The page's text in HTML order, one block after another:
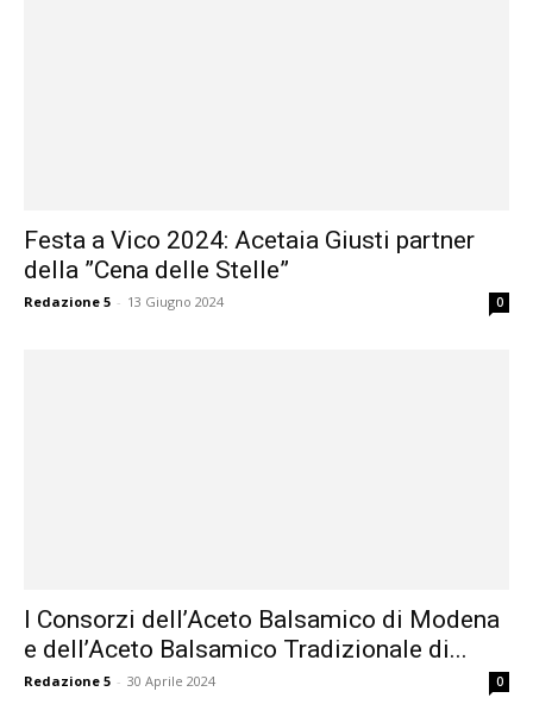
Festa a Vico 2024: Acetaia Giusti partner
della ”Cena delle Stelle”
Redazione 5 - 13 Giugno 2024 0
I Consorzi dell’Aceto Balsamico di Modena
e dell’Aceto Balsamico Tradizionale di...
Redazione 5 - 30 Aprile 2024 0